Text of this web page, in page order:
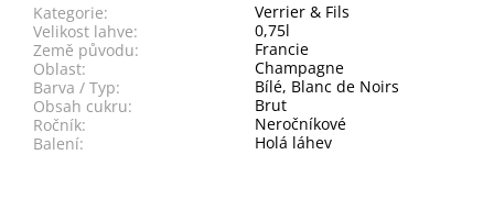
Kategorie:
Verrier & Fils
Velikost lahve:
0,75l
Země původu:
Francie
Oblast:
Champagne
Barva / Typ:
Bílé, Blanc de Noirs
Obsah cukru:
Brut
Ročník:
Neročníkové
Balení:
Holá láhev